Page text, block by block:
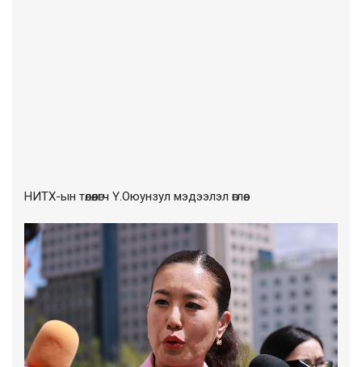
НИТХ-ын төлөөлөгч Ү.Оюунзул мэдээлэл өглөө.